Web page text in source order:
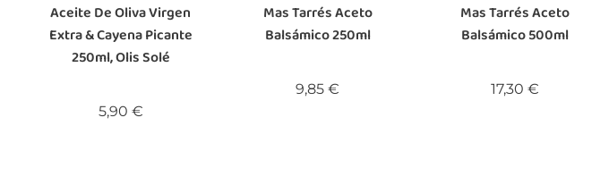
Aceite De Oliva Virgen
Extra & Cayena Picante
250ml, Olis Solé
5,90 €Precio
Mas Tarrés Aceto
Balsámico 250ml
9,85 €
Mas Tarrés Aceto
Balsámico 500ml
17,30 €Precio